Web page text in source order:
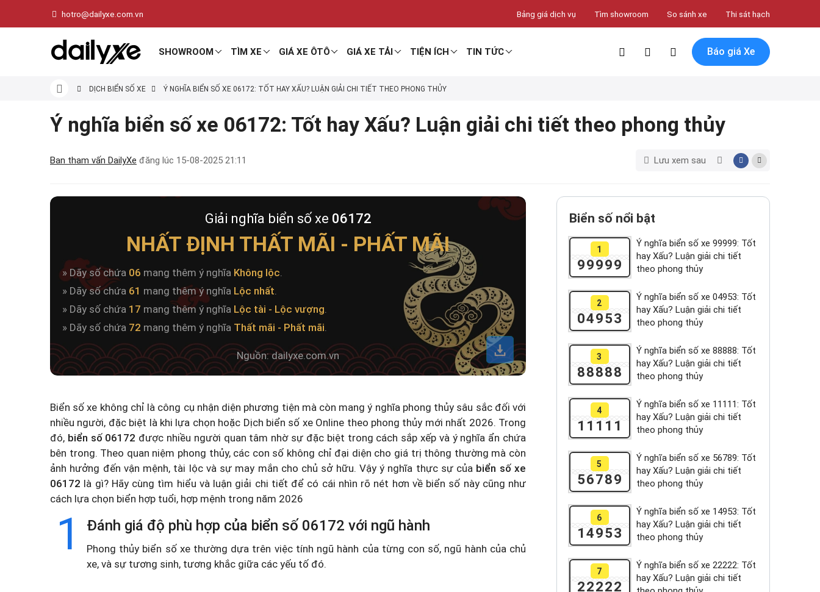
hotro@dailyxe.com.vn Bảng giá dịch vụ Tìm showroom So sánh xe Thi sát hạch
SHOWROOM TÌM XE GIÁ XE ÔTÔ GIÁ XE TẢI TIỆN ÍCH TIN TỨC Báo giá Xe
DỊCH BIỂN SỐ XE Ý NGHĨA BIỂN SỐ XE 06172: TỐT HAY XẤU? LUẬN GIẢI CHI TIẾT THEO PHONG THỦY
Ý nghĩa biển số xe 06172: Tốt hay Xấu? Luận giải chi tiết theo phong thủy
Ban tham vấn DailyXe đăng lúc 15-08-2025 21:11 Lưu xem sau
Giải nghĩa biển số xe 06172
NHẤT ĐỊNH THẤT MÃI - PHẤT MÃI
» Dãy số chứa 06 mang thêm ý nghĩa Không lộc.
» Dãy số chứa 61 mang thêm ý nghĩa Lộc nhất.
» Dãy số chứa 17 mang thêm ý nghĩa Lộc tài - Lộc vượng.
» Dãy số chứa 72 mang thêm ý nghĩa Thất mãi - Phất mãi.
Nguồn: dailyxe.com.vn
Biển số xe không chỉ là công cụ nhận diện phương tiện mà còn mang ý nghĩa phong thủy sâu sắc đối với
nhiều người, đặc biệt là khi lựa chọn hoặc Dịch biển số xe Online theo phong thủy mới nhất 2026. Trong
đó, biển số 06172 được nhiều người quan tâm nhờ sự đặc biệt trong cách sắp xếp và ý nghĩa ẩn chứa
bên trong. Theo quan niệm phong thủy, các con số không chỉ đại diện cho giá trị thông thường mà còn
ảnh hưởng đến vận mệnh, tài lộc và sự may mắn cho chủ sở hữu. Vậy ý nghĩa thực sự của biển số xe
06172 là gì? Hãy cùng tìm hiểu và luận giải chi tiết để có cái nhìn rõ nét hơn về biển số này cũng như
cách lựa chọn biển hợp tuổi, hợp mệnh trong năm 2026
1 Đánh giá độ phù hợp của biển số 06172 với ngũ hành
Phong thủy biển số xe thường dựa trên việc tính ngũ hành của từng con số, ngũ hành của chủ
xe, và sự tương sinh, tương khắc giữa các yếu tố đó.
Biển số nổi bật
1
99999
Ý nghĩa biển số xe 99999: Tốt
hay Xấu? Luận giải chi tiết
theo phong thủy
2
04953
Ý nghĩa biển số xe 04953: Tốt
hay Xấu? Luận giải chi tiết
theo phong thủy
3
88888
Ý nghĩa biển số xe 88888: Tốt
hay Xấu? Luận giải chi tiết
theo phong thủy
4
11111
Ý nghĩa biển số xe 11111: Tốt
hay Xấu? Luận giải chi tiết
theo phong thủy
5
56789
Ý nghĩa biển số xe 56789: Tốt
hay Xấu? Luận giải chi tiết
theo phong thủy
6
14953
Ý nghĩa biển số xe 14953: Tốt
hay Xấu? Luận giải chi tiết
theo phong thủy
7
22222
Ý nghĩa biển số xe 22222: Tốt
hay Xấu? Luận giải chi tiết